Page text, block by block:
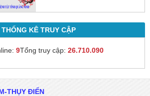
THỐNG KÊ TRUY CẬP
9Tổng truy cập: 26.710.090
THỤY ĐIỂN